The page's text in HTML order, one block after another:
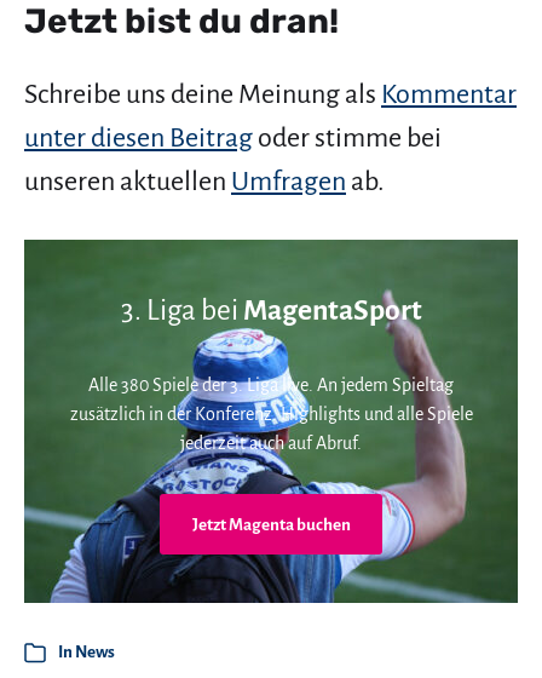
Jetzt bist du dran!
Schreibe uns deine Meinung als Kommentar
unter diesen Beitrag oder stimme bei
unseren aktuellen Umfragen ab.
3. Liga bei MagentaSport
Alle 380 Spiele der 3. Liga live. An jedem Spieltag
zusätzlich in der Konferenz. Highlights und alle Spiele
jederzeit auch auf Abruf.
Jetzt Magenta buchen
In News